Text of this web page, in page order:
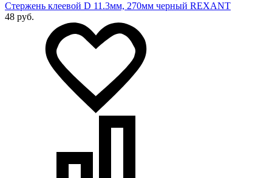
Стержень клеевой D 11.3мм, 270мм черный REXANT
48 руб.